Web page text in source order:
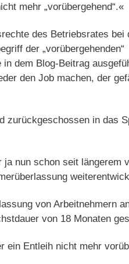
mehr „vorübergehend“.«
des Betriebsrates bei
der „vorübergehenden“
dem Blog-Beitrag
den Job machen, der
zurückgeschossen in das
nun schon seit längerem
von Arbeitnehmern
von 18 Monaten
Entleih nicht mehr